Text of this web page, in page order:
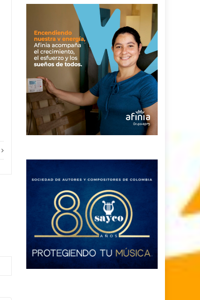
Un juez con funciones de
control de garantías legalizó
la captura de Deimer José
Acosta Torregrosa, quien
debe afrontar un proceso...
Read More